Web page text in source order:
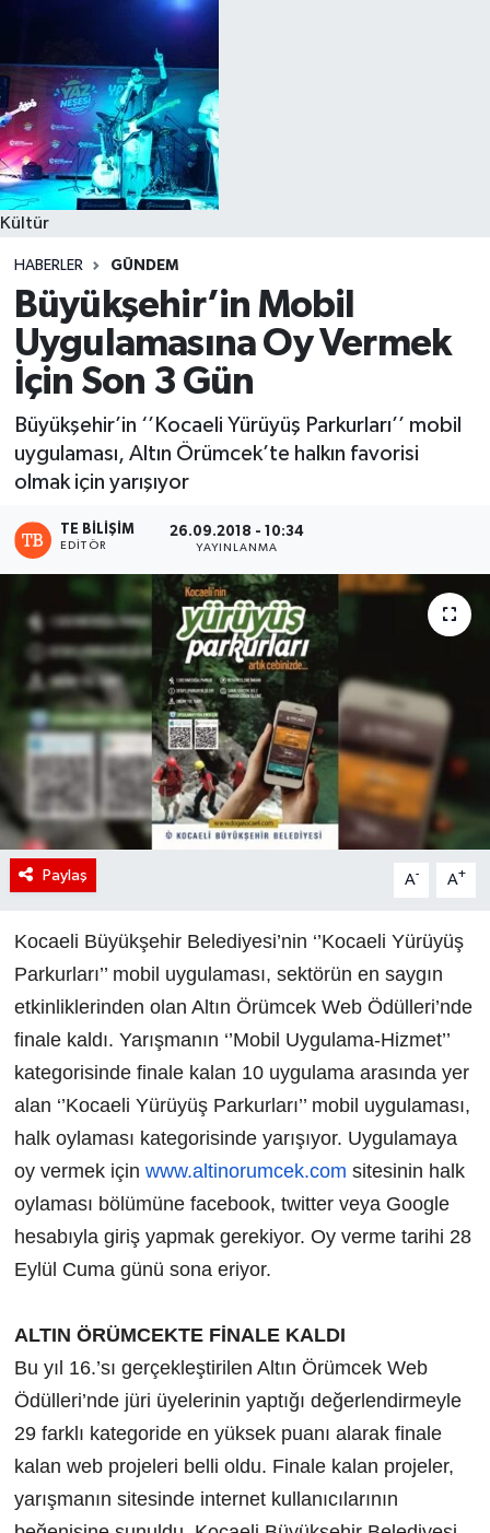
Kültür
HABERLER GÜNDEM
Büyükşehir’in Mobil
Uygulamasına Oy Vermek
İçin Son 3 Gün
Büyükşehir’in ‘’Kocaeli Yürüyüş Parkurları’’ mobil
uygulaması, Altın Örümcek’te halkın favorisi
olmak için yarışıyor
TE BILIŞIM
EDITÖR
26.09.2018 - 10:34
YAYINLANMA
Paylaş A- A+
Kocaeli Büyükşehir Belediyesi’nin ‘’Kocaeli Yürüyüş
Parkurları’’ mobil uygulaması, sektörün en saygın
etkinliklerinden olan Altın Örümcek Web Ödülleri’nde
finale kaldı. Yarışmanın ‘’Mobil Uygulama-Hizmet’’
kategorisinde finale kalan 10 uygulama arasında yer
alan ‘’Kocaeli Yürüyüş Parkurları’’ mobil uygulaması,
halk oylaması kategorisinde yarışıyor. Uygulamaya
oy vermek için www.altinorumcek.com sitesinin halk
oylaması bölümüne facebook, twitter veya Google
hesabıyla giriş yapmak gerekiyor. Oy verme tarihi 28
Eylül Cuma günü sona eriyor.
ALTIN ÖRÜMCEKTE FİNALE KALDI
Bu yıl 16.’sı gerçekleştirilen Altın Örümcek Web
Ödülleri’nde jüri üyelerinin yaptığı değerlendirmeyle
29 farklı kategoride en yüksek puanı alarak finale
kalan web projeleri belli oldu. Finale kalan projeler,
yarışmanın sitesinde internet kullanıcılarının